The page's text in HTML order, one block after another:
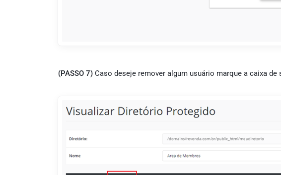
(PASSO 7) Caso deseje remover algum usuário marque a caixa